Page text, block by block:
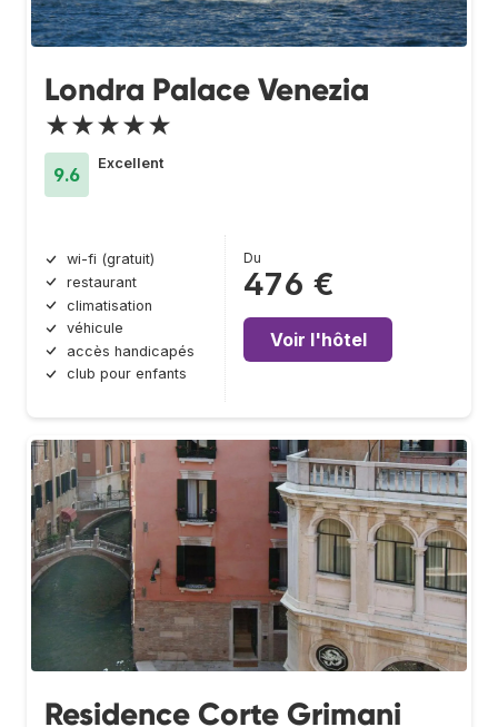
Londra Palace Venezia
★★★★★
9.6
Excellent
wi-fi (gratuit)
restaurant
climatisation
véhicule
accès handicapés
club pour enfants
Du
476 €
Voir l'hôtel
Residence Corte Grimani